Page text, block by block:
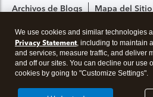
Archivos de Blogs Mapa del Sitio
Configuración De Privacidad
Blog en Español
We use cookies and similar technologies
Privacy Statement, including to maintain
and services, measure traffic, and deliver
and off our sites. You can decline our use
cookies by going to "Customize Settings".